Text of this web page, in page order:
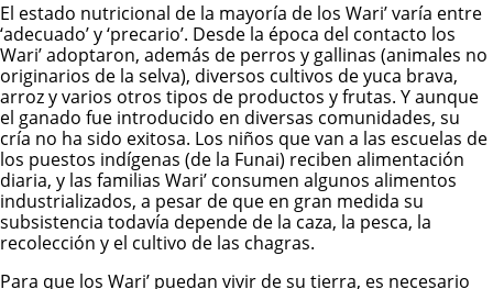
El estado nutricional de la mayoría de los Wari’ varía entre
‘adecuado’ y ‘precario’. Desde la época del contacto los
Wari’ adoptaron, además de perros y gallinas (animales no
originarios de la selva), diversos cultivos de yuca brava,
arroz y varios otros tipos de productos y frutas. Y aunque
el ganado fue introducido en diversas comunidades, su
cría no ha sido exitosa. Los niños que van a las escuelas de
los puestos indígenas (de la Funai) reciben alimentación
diaria, y las familias Wari’ consumen algunos alimentos
industrializados, a pesar de que en gran medida su
subsistencia todavía depende de la caza, la pesca, la
recolección y el cultivo de las chagras.
Para que los Wari’ puedan vivir de su tierra, es necesario